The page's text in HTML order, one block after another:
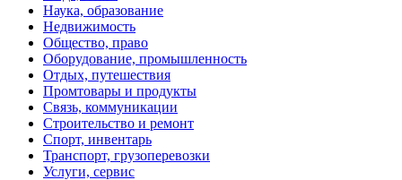
Наука, образование
Недвижимость
Общество, право
Оборудование, промышленность
Отдых, путешествия
Промтовары и продукты
Связь, коммуникации
Строительство и ремонт
Cпорт, инвентарь
Транспорт, грузоперевозки
Услуги, сервис